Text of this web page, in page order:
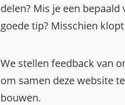
delen? Mis je een
goede tip? Misschien
We stellen feedback van
om samen deze website
bouwen.